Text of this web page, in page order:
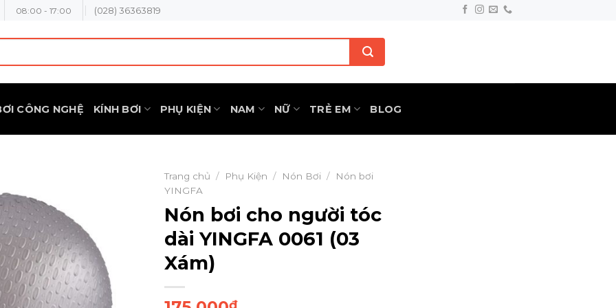
08:00 - 17:00 (028) 36363819
CÔNG NGHỆ KÍNH BƠI PHỤ KIỆN NAM NỮ TRẺ EM BLOG
Trang chủ / Phụ Kiện / Nón Bơi /
Nón bơi
YINGFA
Nón bơi cho người tóc
dài YINGFA 0061 (03
Xám)